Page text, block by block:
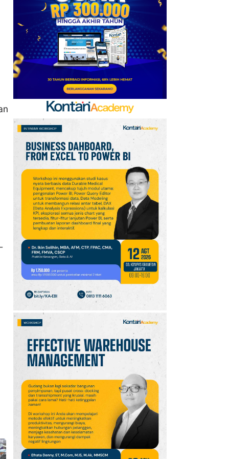
Baru, Ini Daftar 54
Saham HSC BEI per 6
Agustus 2026
7
Promo Super Hemat
Indomaret 6–19 Agustus
2026, Diskon Kebutuhan
Rumah hingga 40%
8
UEFA hingga Luis Figo,
Ini Daftar Pihak yang
Menentang Gianni
Infantino
Jadwal Persija vs Arema
FC Perebutan Juara 3
Piala Presiden 2026,
Kick-off Sore Ini
10 Intip Prakiraan Cuaca
Sumsel Kamis (6/8):
Hujan Ringan
Mendominasi, Siapkan
Payung!